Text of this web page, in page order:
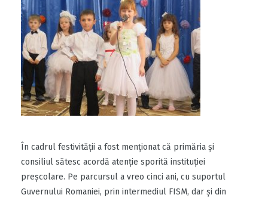
În cadrul festivității a fost menționat că primăria și
consiliul sătesc acordă atenție sporită instituției
preșcolare. Pe parcursul a vreo cinci ani, cu suportul
Guvernului Romaniei, prin intermediul FISM, dar și din